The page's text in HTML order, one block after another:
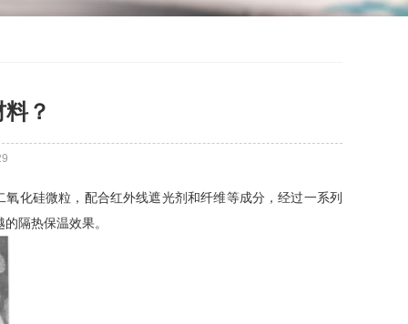
？
化硅微粒，配合红外线遮光剂和纤维等成分，经过一系列
隔热保温效果。